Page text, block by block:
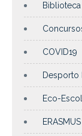
COVID19
Desporto
Eco-
ERASMUS